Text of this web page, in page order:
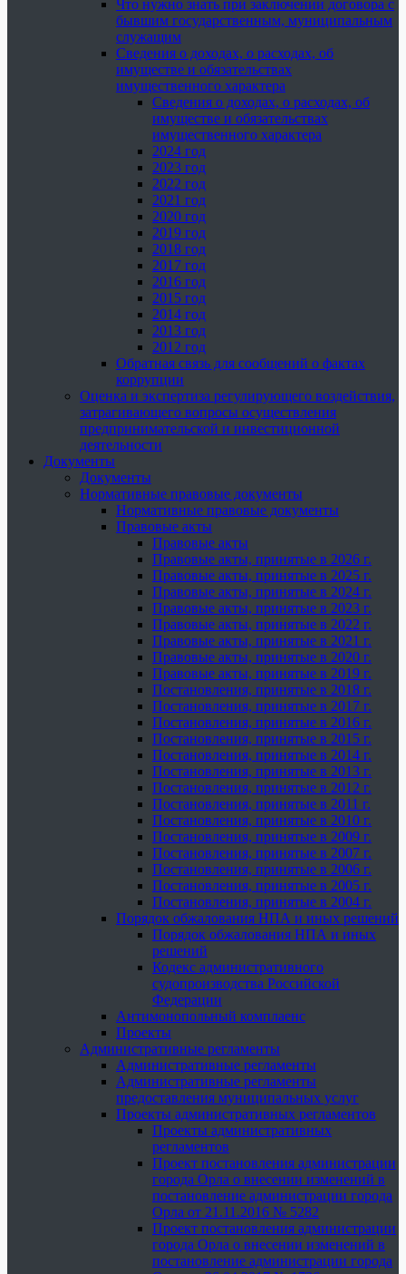
Что нужно знать при заключении договора с
бывшим государственным, муниципальным
служащим
Сведения о доходах, о расходах, об
имуществе и обязательствах
имущественного характера
Сведения о доходах, о расходах, об
имуществе и обязательствах
имущественного характера
2024 год
2023 год
2022 год
2021 год
2020 год
2019 год
2018 год
2017 год
2016 год
2015 год
2014 год
2013 год
2012 год
Обратная связь для сообщений о фактах
коррупции
Оценка и экспертиза регулирующего воздействия,
затрагивающего вопросы осуществления
предпринимательской и инвестиционной
деятельности
Документы
Документы
Нормативные правовые документы
Нормативные правовые документы
Правовые акты
Правовые акты
Правовые акты, принятые в 2026 г.
Правовые акты, принятые в 2025 г.
Правовые акты, принятые в 2024 г.
Правовые акты, принятые в 2023 г.
Правовые акты, принятые в 2022 г.
Правовые акты, принятые в 2021 г.
Правовые акты, принятые в 2020 г.
Правовые акты, принятые в 2019 г.
Постановления, принятые в 2018 г.
Постановления, принятые в 2017 г.
Постановления, принятые в 2016 г.
Постановления, принятые в 2015 г.
Постановления, принятые в 2014 г.
Постановления, принятые в 2013 г.
Постановления, принятые в 2012 г.
Постановления, принятые в 2011 г.
Постановления, принятые в 2010 г.
Постановления, принятые в 2009 г.
Постановления, принятые в 2007 г.
Постановления, принятые в 2006 г.
Постановления, принятые в 2005 г.
Постановления, принятые в 2004 г.
Порядок обжалования НПА и иных решений
Порядок обжалования НПА и иных
решений
Кодекс административного
судопроизводства Российской
Федерации
Антимонопольный комплаенс
Проекты
Административные регламенты
Административные регламенты
Административные регламенты
предоставления муниципальных услуг
Проекты административных регламентов
Проекты административных
регламентов
Проект постановления администрации
города Орла о внесении изменений в
постановление администрации города
Орла от 21.11.2016 № 5282
Проект постановления администрации
города Орла о внесении изменений в
постановление администрации города